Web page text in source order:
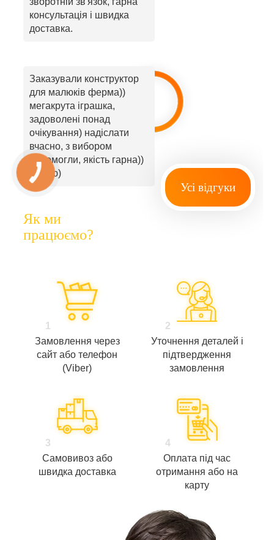
консультація і швидка
доставка.
Заказували конструктор
для малюків ферма))
мегакрута іграшка,
задоволені понад
очікування) надіслати
вчасно, з вибором
допомогли, якість гарна))
радую)
Усі відгуки
Як ми
працюємо?
1
Замовлення через
сайт або телефон
(Viber)
2
Уточнення деталей і
підтвердження
замовлення
3
Самовивоз або
швидка доставка
4
Оплата під час
отримання або на
карту